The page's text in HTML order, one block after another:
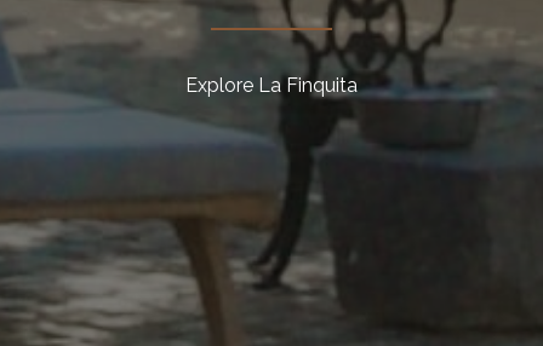
Explore La Finquita